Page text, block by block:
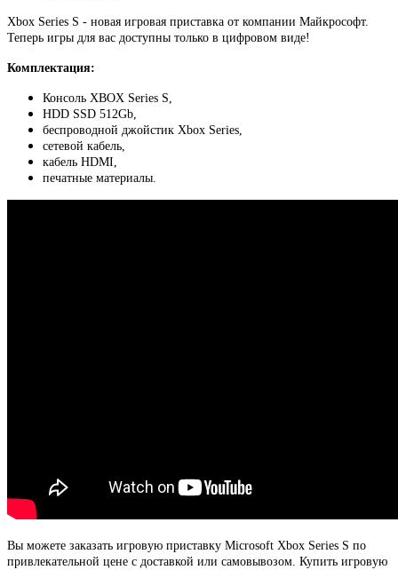
Xbox Series S - новая игровая приставка от компании Майкрософт.
Теперь игры для вас доступны только в цифровом виде!
Комплектация:
Консоль XBOX Series S,
HDD SSD 512Gb,
беспроводной джойстик Xbox Series,
сетевой кабель,
кабель HDMI,
печатные материалы.
Вы можете заказать игровую приставку Microsoft Xbox Series S по
привлекательной цене с доставкой или самовывозом. Купить игровую